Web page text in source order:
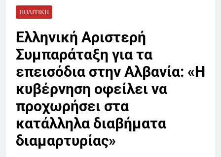
ΠΟΛΙΤΙΚΉ
Ελληνική Αριστερή
Συμπαράταξη για τα
επεισόδια στην Αλβανία: «Η
κυβέρνηση οφείλει να
προχωρήσει στα
κατάλληλα διαβήματα
διαμαρτυρίας»